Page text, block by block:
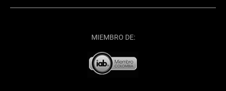
MIEMBRO DE: